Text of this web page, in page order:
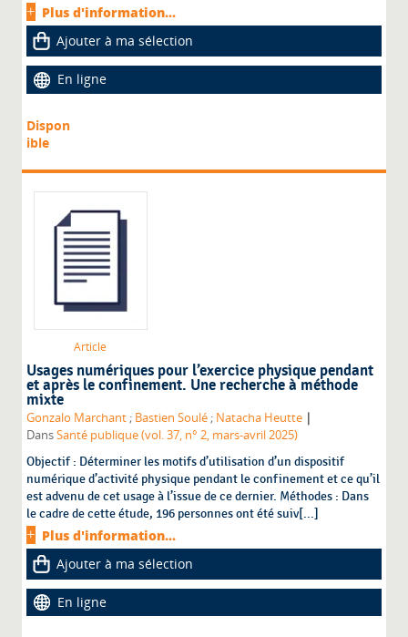
Plus d'information...
Ajouter à ma sélection
En ligne
Dispon
ible
Article
Usages numériques pour l’exercice physique pendant
et après le confinement. Une recherche à méthode
mixte
Gonzalo Marchant ; Bastien Soulé ; Natacha Heutte |
DansSanté publique (vol. 37, n° 2, mars-avril 2025)
Objectif : Déterminer les motifs d’utilisation d’un dispositif
numérique d’activité physique pendant le confinement et ce qu’il
est advenu de cet usage à l’issue de ce dernier. Méthodes : Dans
le cadre de cette étude, 196 personnes ont été suiv[...]
Plus d'information...
Ajouter à ma sélection
En ligne